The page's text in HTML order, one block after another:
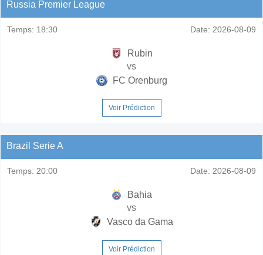
Russia Premier League
Temps: 18:30 Date: 2026-08-09
Rubin
vs
FC Orenburg
Voir Prédiction
Brazil Serie A
Temps: 20:00 Date: 2026-08-09
Bahia
vs
Vasco da Gama
Voir Prédiction